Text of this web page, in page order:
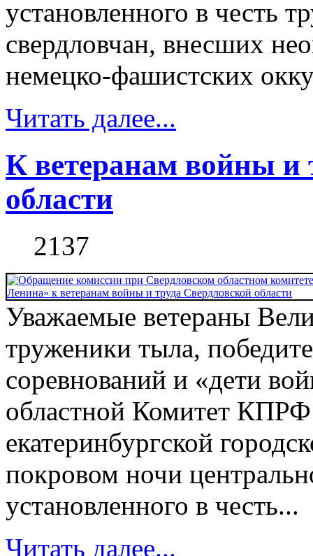
установленного в честь
свердловчан, внесших
немецко-фашистских
Читать далее...
К ветеранам войны и
области
2137
Уважаемые ветераны
труженики тыла,
соревнований и «дети
областной Комитет
екатеринбургской
покровом ночи
установленного в честь...
Читать далее...